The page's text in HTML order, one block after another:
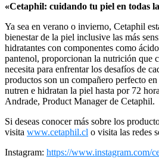
«Cetaphil: cuidando tu piel en todas
Ya sea en verano o invierno, Cetaphil
bienestar de la piel inclusive las más
hidratantes con componentes como
pantenol, proporcionan la nutrición que
necesita para enfrentar los desafíos de
productos son un compañero perfecto
nutren e hidratan la piel hasta por 72
Andrade, Product Manager de Cetaphil.
Si deseas conocer más sobre los
visita www.cetaphil.cl o visita las redes
Instagram: https://www.instagram.com/